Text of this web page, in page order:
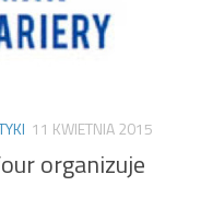
11 KWIETNIA 2015
organizuje